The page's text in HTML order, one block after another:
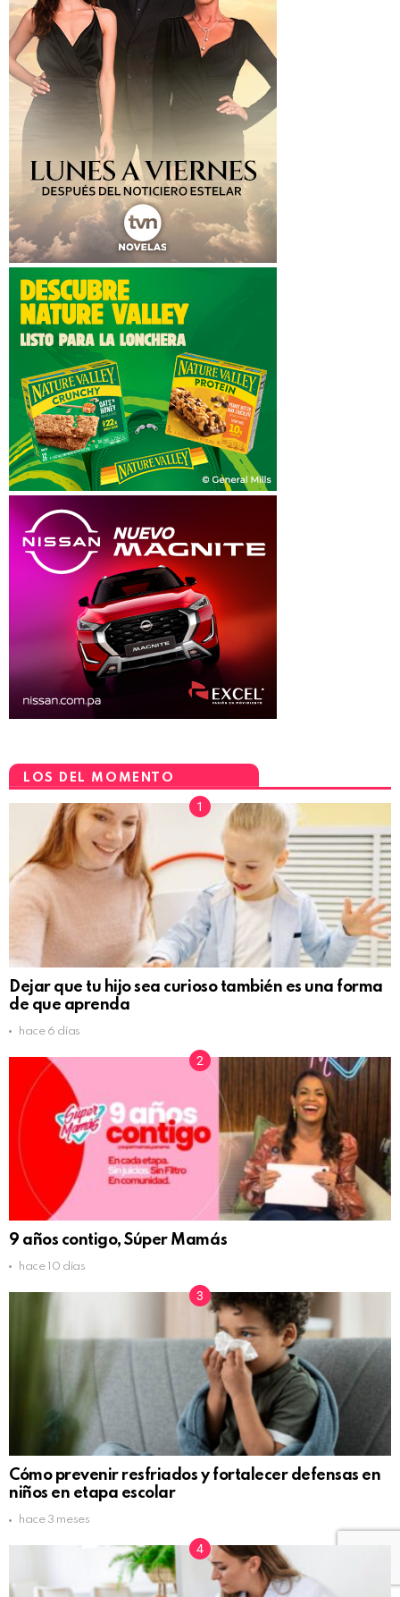
LOS DEL MOMENTO
Dejar que tu hijo sea curioso también es una forma
de que aprenda
hace 6 días
9 años contigo, Súper Mamás
hace 10 días
Cómo prevenir resfriados y fortalecer defensas en
niños en etapa escolar
hace 3 meses